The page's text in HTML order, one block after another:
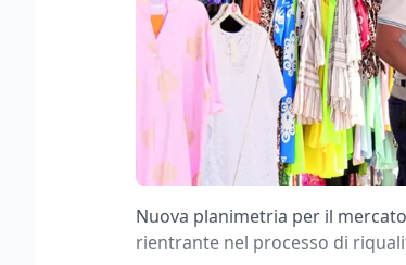
Nuova planimetria per il
rientrante nel processo di